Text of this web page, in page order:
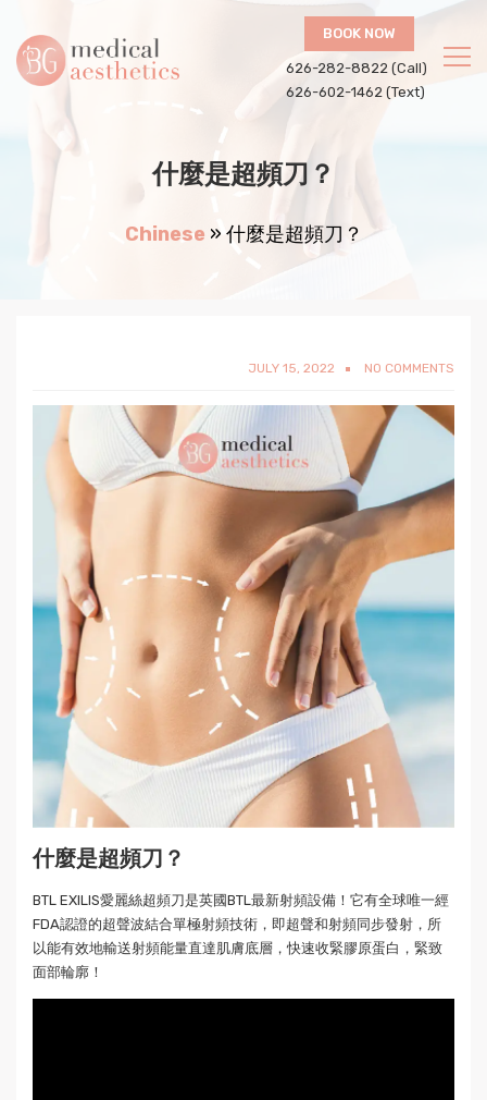
BOOK NOW
626-282-8822 (Call)
626-602-1462 (Text)
什麼是超頻刀？
Chinese » 什麼是超頻刀？
JULY 15, 2022 NO COMMENTS
什麼是超頻刀？
BTL EXILIS愛麗絲超頻刀是英國BTL最新射頻設備！它有全球唯一經
FDA認證的超聲波結合單極射頻技術，即超聲和射頻同步發射，所
以能有效地輸送射頻能量直達肌膚底層，快速收緊膠原蛋白，緊致
面部輪廓！